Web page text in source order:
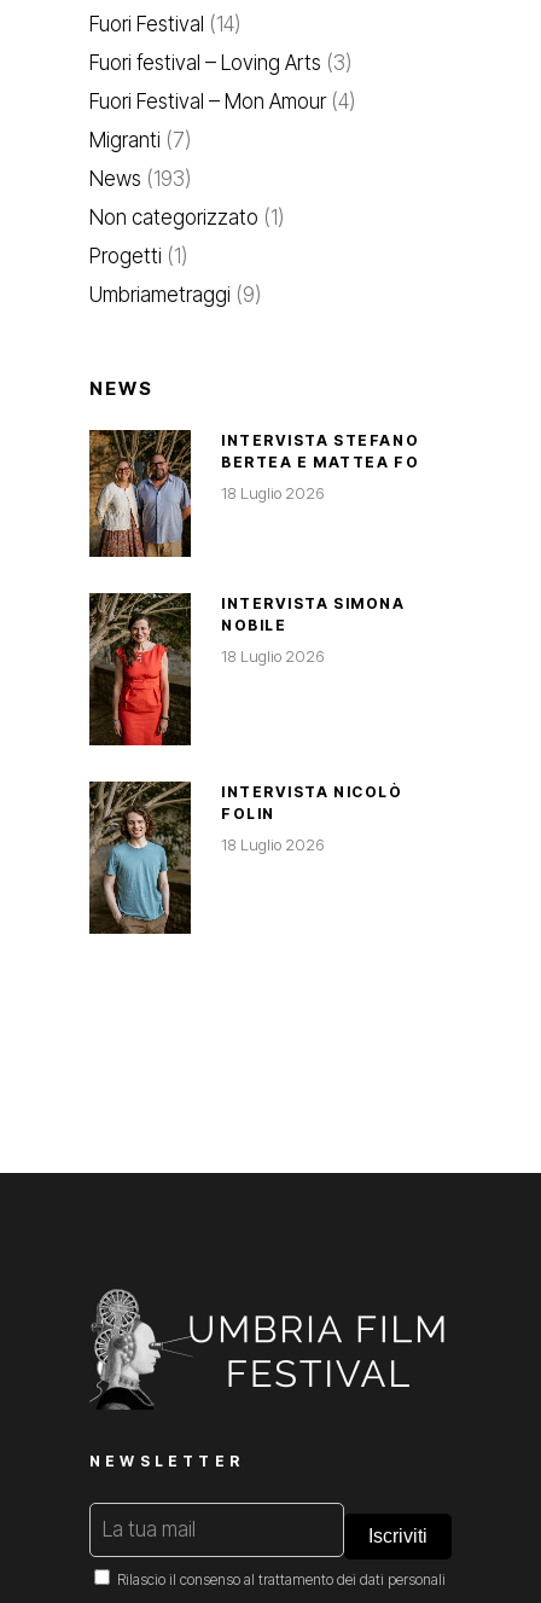
Fuori Festival (14)
Fuori festival – Loving Arts (3)
Fuori Festival – Mon Amour(4)
Migranti (7)
News (193)
Non categorizzato (1)
Progetti (1)
Umbriametraggi (9)
NEWS
INTERVISTA STEFANO
BERTEA E MATTEA FO
18 Luglio 2026
INTERVISTA SIMONA
NOBILE
18 Luglio 2026
INTERVISTA NICOLÒ
FOLIN
18 Luglio 2026
NEWSLETTER
Rilascio il consenso al trattamento dei dati personali